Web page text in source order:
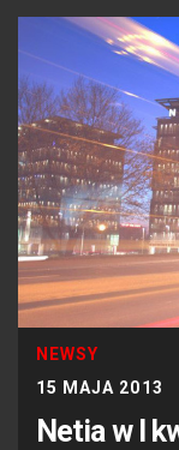
NEWSY
15 MAJA 2013
Netia w I